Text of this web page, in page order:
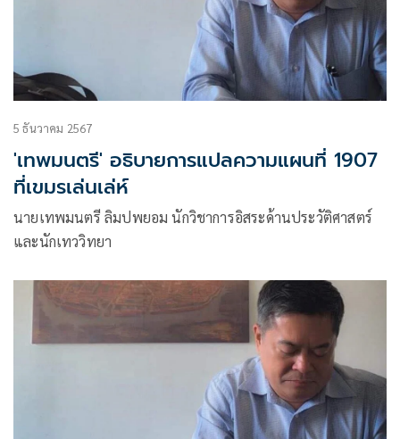
5 ธันวาคม 2567
'เทพมนตรี' อธิบายการแปลความแผนที่ 1907
ที่เขมรเล่นเล่ห์
นายเทพมนตรี ลิมปพยอม นักวิชาการอิสระด้านประวัติศาสตร์
และนักเทววิทยา